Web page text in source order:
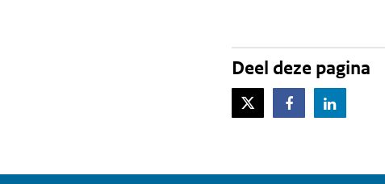
Deel deze pagina
X-TwitterFacebookLinkedIn